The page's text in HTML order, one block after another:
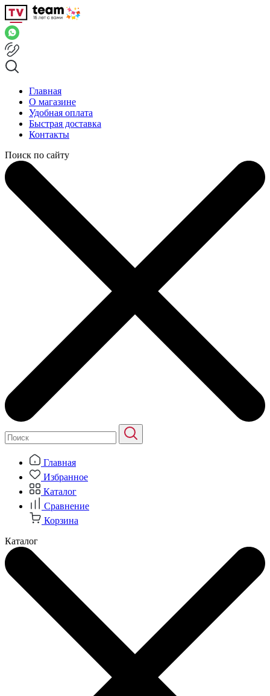
Главная
О магазине
Удобная оплата
Быстрая доставка
Контакты
Поиск по сайту
Главная
Избранное
Каталог
Сравнение
Корзина
Каталог